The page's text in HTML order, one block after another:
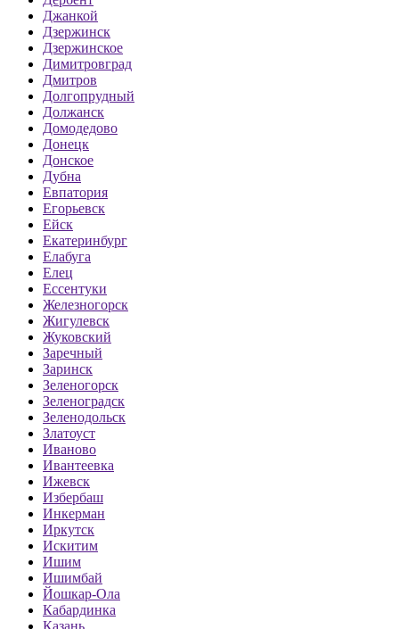
Джанкой
Дзержинск
Дзержинское
Димитровград
Дмитров
Долгопрудный
Должанск
Домодедово
Донецк
Донское
Дубна
Евпатория
Егорьевск
Ейск
Екатеринбург
Елабуга
Елец
Ессентуки
Железногорск
Жигулевск
Жуковский
Заречный
Заринск
Зеленогорск
Зеленоградск
Зеленодольск
Златоуст
Иваново
Ивантеевка
Ижевск
Избербаш
Инкерман
Иркутск
Искитим
Ишим
Ишимбай
Йошкар-Ола
Кабардинка
Казань